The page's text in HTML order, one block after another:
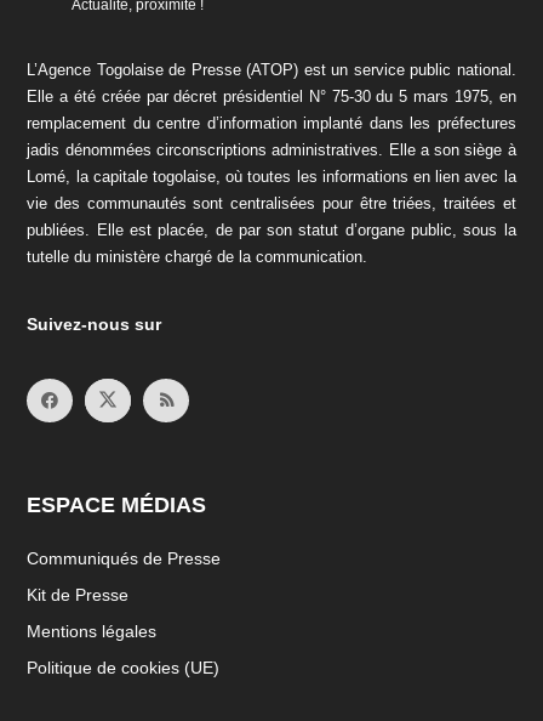
Actualité, proximité !
L’Agence Togolaise de Presse (ATOP) est un service public national.
Elle a été créée par décret présidentiel N° 75-30 du 5 mars 1975, en
remplacement du centre d’information implanté dans les préfectures
jadis dénommées circonscriptions administratives. Elle a son siège à
Lomé, la capitale togolaise, où toutes les informations en lien avec la
vie des communautés sont centralisées pour être triées, traitées et
publiées. Elle est placée, de par son statut d’organe public, sous la
tutelle du ministère chargé de la communication.
Suivez-nous sur
ESPACE MÉDIAS
Communiqués de Presse
Kit de Presse
Mentions légales
Politique de cookies (UE)